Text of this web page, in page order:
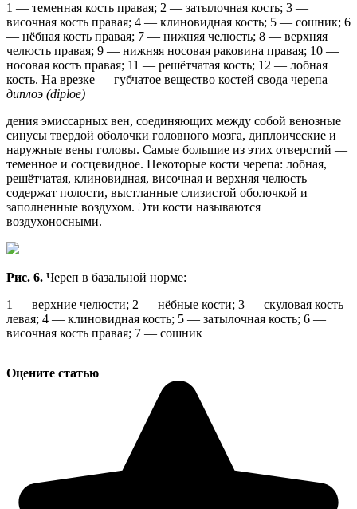
1 — теменная кость правая; 2 — затылочная кость; 3 —
височная кость правая; 4 — клиновидная кость; 5 — сошник; 6
— нёбная кость правая; 7 — нижняя челюсть; 8 — верхняя
челюсть правая; 9 — нижняя носовая раковина правая; 10 —
носовая кость правая; 11 — решётчатая кость; 12 — лобная
кость. На врезке — губчатое вещество костей свода черепа —
диплоэ (diploe)
дения эмиссарных вен, соединяющих между собой венозные
синусы твердой оболочки головного мозга, диплоические и
наружные вены головы. Самые большие из этих отверстий —
теменное и сосцевидное. Некоторые кости черепа: лобная,
решётчатая, клиновидная, височная и верхняя челюсть —
содержат полости, выстланные слизистой оболочкой и
заполненные воздухом. Эти кости называются
воздухоносными.
Рис. 6. Череп в базальной норме:
1 — верхние челюсти; 2 — нёбные кости; 3 — скуловая кость
левая; 4 — клиновидная кость; 5 — затылочная кость; 6 —
височная кость правая; 7 — сошник
Оцените статью